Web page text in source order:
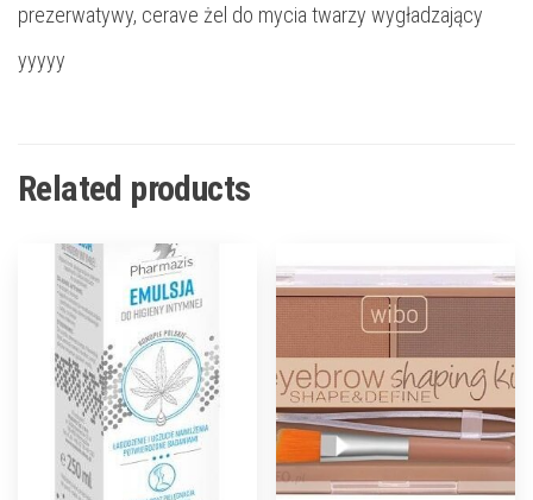
prezerwatywy, cerave żel do mycia twarzy wygładzający
yyyyy
Related products